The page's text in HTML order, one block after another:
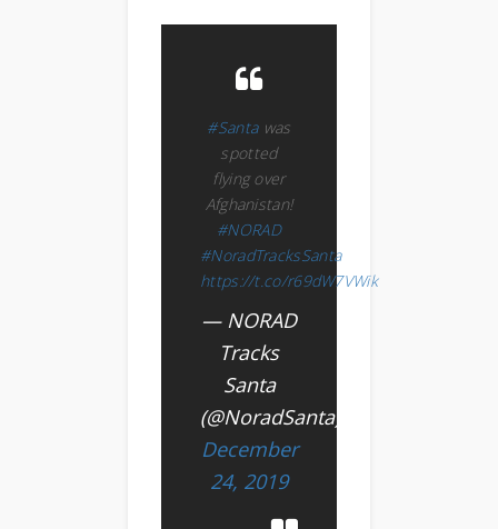
#Santawas
spotted
flying over
Afghanistan!
#NORAD
#NoradTracksSanta
https://t.co/r69dW7VWik
— NORAD
Tracks
Santa
(@NoradSanta)
December
24, 2019